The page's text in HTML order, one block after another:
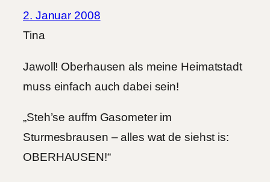
2. Januar 2008
Tina
Jawoll! Oberhausen als meine Heimatstadt
muss einfach auch dabei sein!
„Steh’se auffm Gasometer im
Sturmesbrausen – alles wat de siehst is:
OBERHAUSEN!“